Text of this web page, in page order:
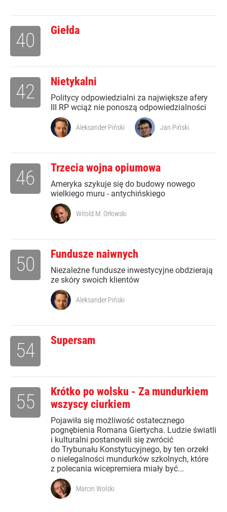
Giełda
40
Nietykalni
Politycy odpowiedzialni za największe afery
III RP wciąż nie ponoszą odpowiedzialności
42
Aleksander Piński Jan Piński
Trzecia wojna opiumowa
Ameryka szykuje się do budowy nowego
wielkiego muru - antychińskiego
46
Witold M. Orłowski
Fundusze naiwnych
Niezależne fundusze inwestycyjne obdzierają
ze skóry swoich klientów
50
Aleksander Piński
Supersam
54
Krótko po wolsku - Za mundurkiem
wszyscy ciurkiem
Pojawiła się możliwość ostatecznego
pognębienia Romana Giertycha. Ludzie światli
i kulturalni postanowili się zwrócić
do Trybunału Konstytucyjnego, by ten orzekł
o nielegalności mundurków szkolnych, które
z polecania wicepremiera miały być...
55
Marcin Wolski